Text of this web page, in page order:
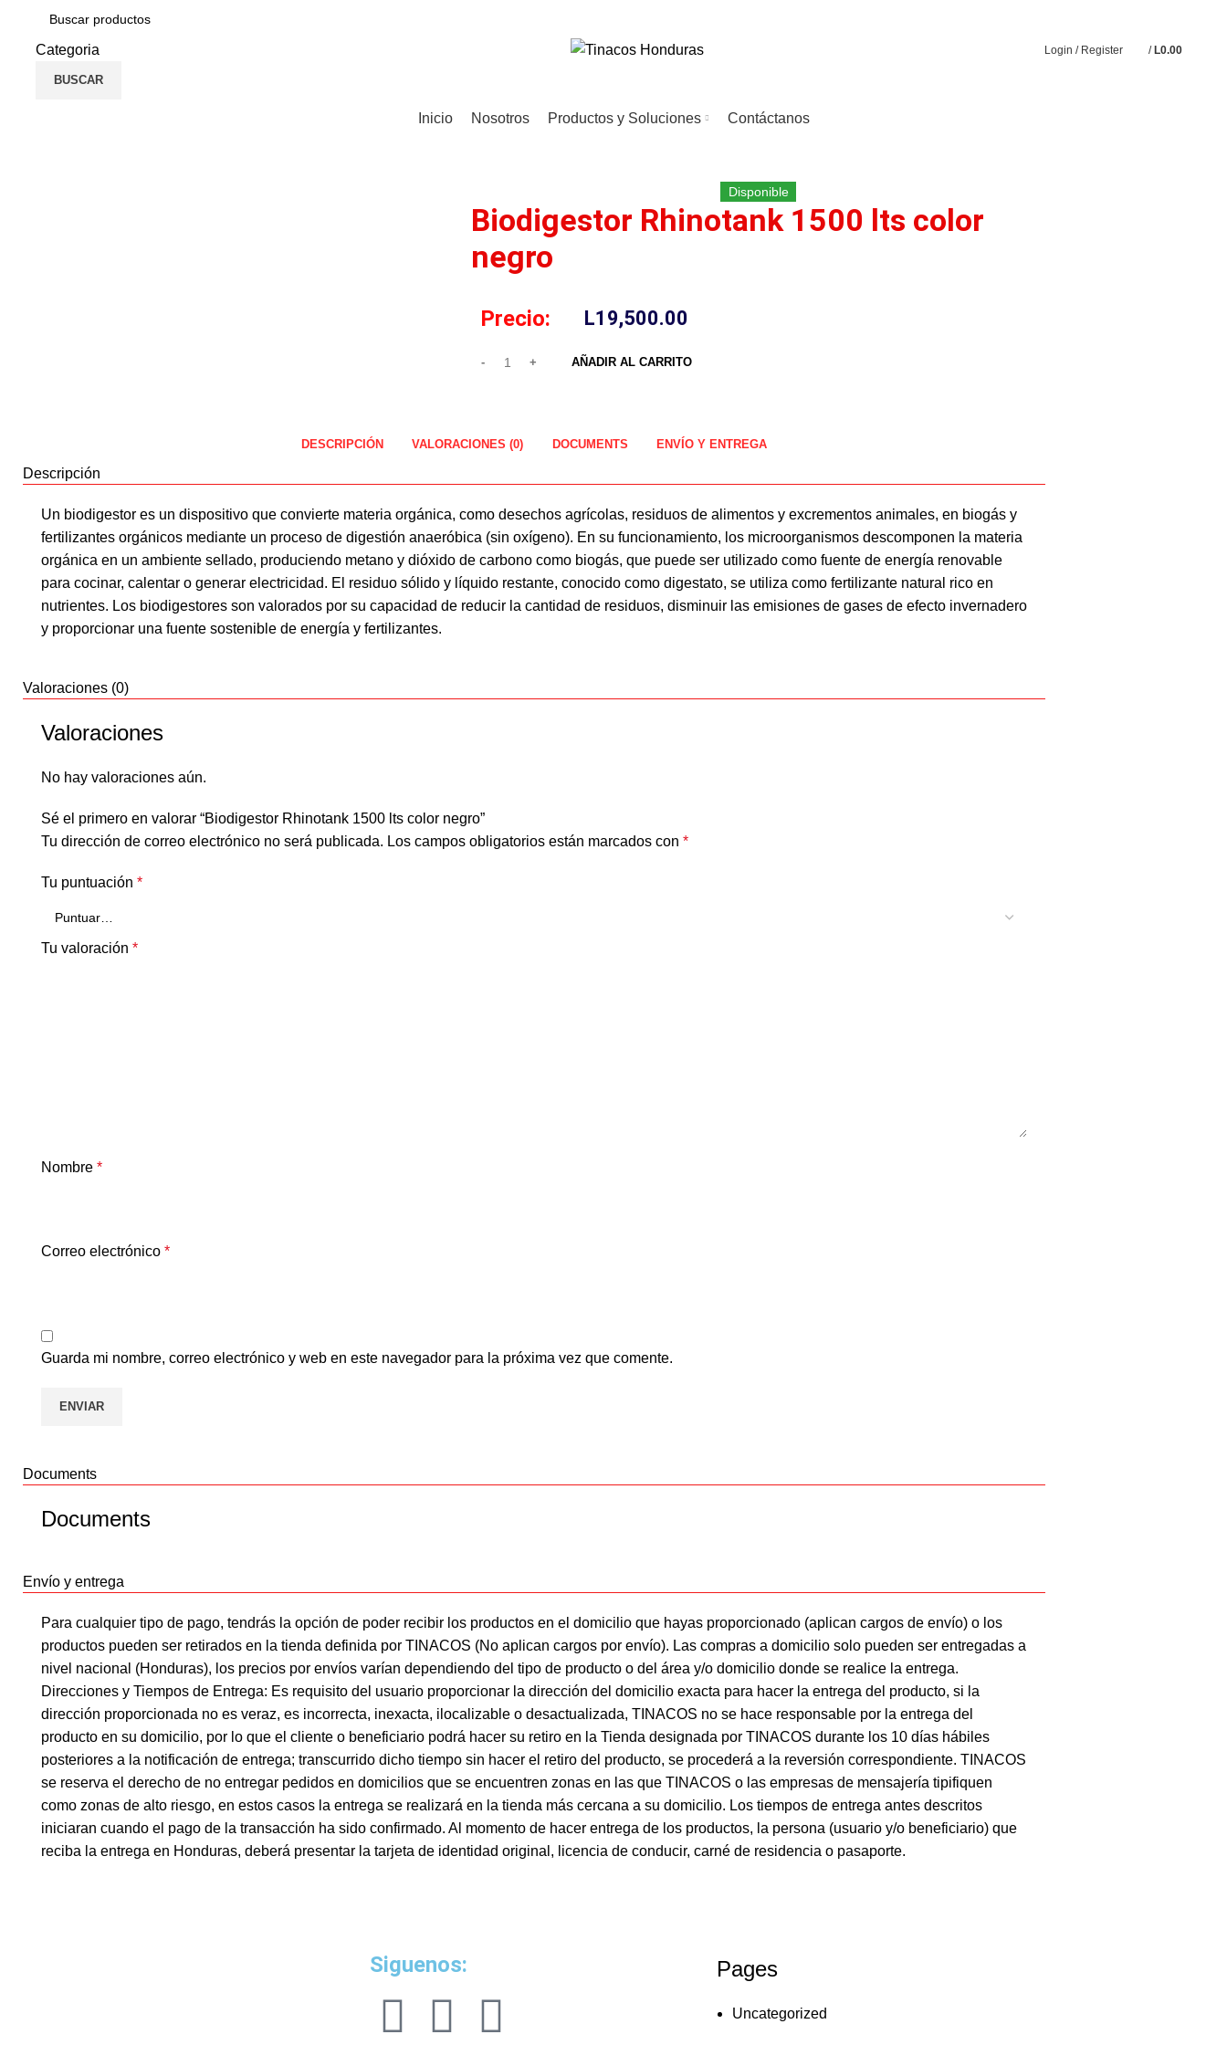
Categoria
BUSCAR
Login / Register / L0.00
Inicio Nosotros Productos y Soluciones Contáctanos
Disponible
Biodigestor Rhinotank 1500 lts color
negro
Precio: L19,500.00
AÑADIR AL CARRITO
DESCRIPCIÓN VALORACIONES (0) DOCUMENTS ENVÍO Y ENTREGA
Descripción
Un biodigestor es un dispositivo que convierte materia orgánica, como desechos agrícolas, residuos de alimentos y excrementos animales, en biogás y
fertilizantes orgánicos mediante un proceso de digestión anaeróbica (sin oxígeno). En su funcionamiento, los microorganismos descomponen la materia
orgánica en un ambiente sellado, produciendo metano y dióxido de carbono como biogás, que puede ser utilizado como fuente de energía renovable
para cocinar, calentar o generar electricidad. El residuo sólido y líquido restante, conocido como digestato, se utiliza como fertilizante natural rico en
nutrientes. Los biodigestores son valorados por su capacidad de reducir la cantidad de residuos, disminuir las emisiones de gases de efecto invernadero
y proporcionar una fuente sostenible de energía y fertilizantes.
Valoraciones (0)
Valoraciones
No hay valoraciones aún.
Sé el primero en valorar “Biodigestor Rhinotank 1500 lts color negro”
Tu dirección de correo electrónico no será publicada. Los campos obligatorios están marcados con *
Tu puntuación *
Tu valoración *
Nombre *
Correo electrónico *
Guarda mi nombre, correo electrónico y web en este navegador para la próxima vez que comente.
Documents
Documents
Envío y entrega
Para cualquier tipo de pago, tendrás la opción de poder recibir los productos en el domicilio que hayas proporcionado (aplican cargos de envío) o los
productos pueden ser retirados en la tienda definida por TINACOS (No aplican cargos por envío). Las compras a domicilio solo pueden ser entregadas a
nivel nacional (Honduras), los precios por envíos varían dependiendo del tipo de producto o del área y/o domicilio donde se realice la entrega.
Direcciones y Tiempos de Entrega: Es requisito del usuario proporcionar la dirección del domicilio exacta para hacer la entrega del producto, si la
dirección proporcionada no es veraz, es incorrecta, inexacta, ilocalizable o desactualizada, TINACOS no se hace responsable por la entrega del
producto en su domicilio, por lo que el cliente o beneficiario podrá hacer su retiro en la Tienda designada por TINACOS durante los 10 días hábiles
posteriores a la notificación de entrega; transcurrido dicho tiempo sin hacer el retiro del producto, se procederá a la reversión correspondiente. TINACOS
se reserva el derecho de no entregar pedidos en domicilios que se encuentren zonas en las que TINACOS o las empresas de mensajería tipifiquen
como zonas de alto riesgo, en estos casos la entrega se realizará en la tienda más cercana a su domicilio. Los tiempos de entrega antes descritos
iniciaran cuando el pago de la transacción ha sido confirmado. Al momento de hacer entrega de los productos, la persona (usuario y/o beneficiario) que
reciba la entrega en Honduras, deberá presentar la tarjeta de identidad original, licencia de conducir, carné de residencia o pasaporte.
Siguenos: Pages
Uncategorized